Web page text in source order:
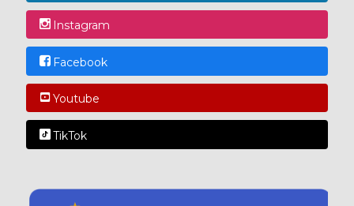
Instagram
Facebook
Youtube
TikTok